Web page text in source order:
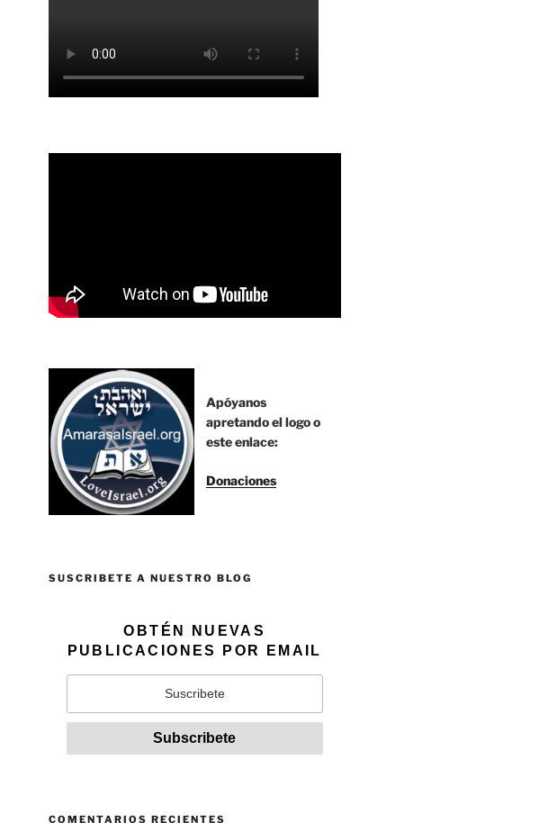
Apóyanos
apretando el logo o
este enlace:
Donaciones
SUSCRIBETE A NUESTRO BLOG
OBTÉN NUEVAS
PUBLICACIONES POR EMAIL
COMENTARIOS RECIENTES